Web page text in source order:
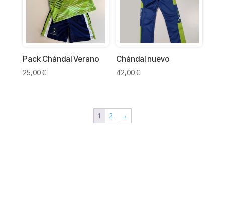
Pack Chándal Verano
25,00€
Chándal nuevo
42,00€
1 2 →